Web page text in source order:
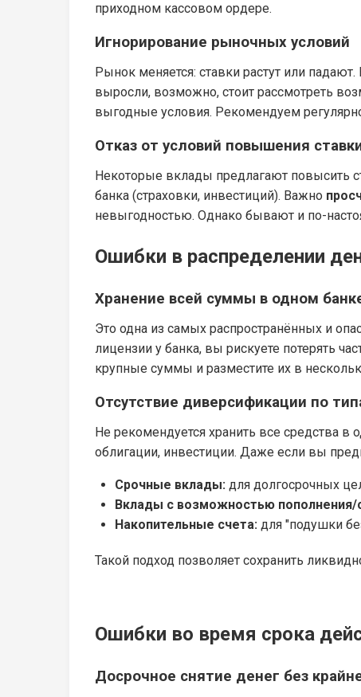
приходном кассовом ордере.
Игнорирование рыночных условий
Рынок меняется: ставки растут или
выросли, возможно, стоит рассмотреть
выгодные условия. Рекомендуем
Отказ от условий повышения
Некоторые вклады предлагают повысить
банка (страховки, инвестиций). Важно
невыгодностью. Однако бывают и по-
Ошибки в распределении
Хранение всей суммы в одном
Это одна из самых распространённых и
лицензии у банка, вы рискуете потерять
крупные суммы и разместите их в
Отсутствие диверсификации по
Не рекомендуется хранить все средства
облигации, инвестиции. Даже если вы
Срочные вклады: для долгосрочных
Вклады с возможностью пополнения/
Накопительные счета: для "подушки
Такой подход позволяет сохранить
Ошибки во время срока
Досрочное снятие денег без